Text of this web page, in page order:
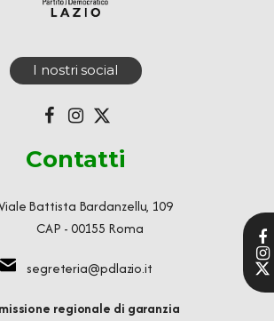
I nostri social
Contatti
Battista Bardanzellu, 109
CAP - 00155 Roma
segreteria@pdlazio.it
regionale di garanzia